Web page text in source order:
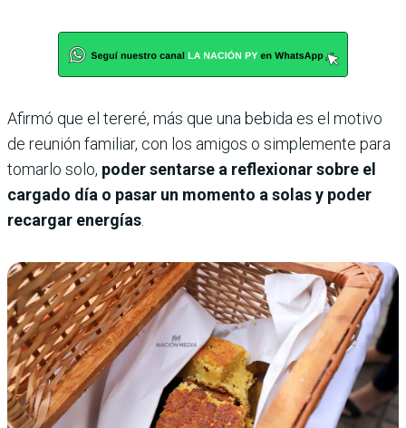
Afirmó que el tereré, más que una bebida es el motivo
de reunión familiar, con los amigos o simplemente para
tomarlo solo, poder sentarse a reflexionar sobre el
cargado día o pasar un momento a solas y poder
recargar energías